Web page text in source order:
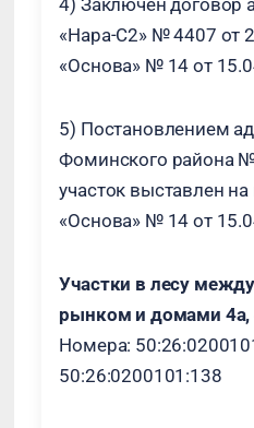
4) Заключен договор
«Нара-С2» № 4407 от
«Основа» № 14 от
5) Постановлением
Фоминского района
участок выставлен
«Основа» № 14 от
Участки в лесу
рынком и домами 4а,
Номера:
50:26:0200101:138